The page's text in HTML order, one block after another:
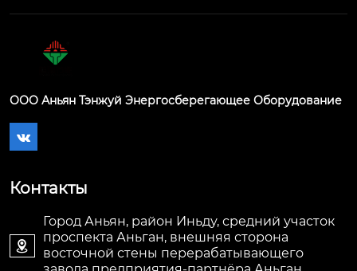
ООО Аньян Тэнжуй Энергосберегающее Оборудование

Контакты

Город Аньян, район Иньду, средний участок
проспекта Аньган, внешняя сторона
восточной стены перерабатывающего